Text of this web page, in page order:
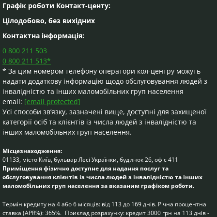
умовах споживач має право розглянути альтернативні
5. Кредитодавець має право вносити зміни до
укладених зі споживачами договорів про споживчий
6. Споживач має можливість відмовитися від
отримання рекламних матеріалів каналами
дистанційного електронного обслуговування, а саме
шляхом направлення відповідного звернення на
адресу електронної пошти Товариства.
7. Можливі витрати на сплату споживачем
платежів за користування споживчим кредитом
залежать від обраного споживачем способу сплати.
Кредитодавець не вимагає від клієнтів здійснення будь-
платежів за кредитним договором не залежно від
обраного способу погашення заборгованості, разом з
тим, оплату комісій за здійснення платежу можуть
передбачати банки, компанії та організації, через яких
позичальник здійснює платіж/переказ коштів.
пролонгації) строку погашення споживчого кредиту
Графік роботи Контакт-центу:
Цілодобово, без вихідних
Контактна інформація:
0 800 211 503
0 800 211 513*
* За цим номером телефону оператори кол-центру можуть
надати додаткову інформацію щодо обслуговування людей з
інвалідністю та інших маломобільних груп населення
email: [email protected]
Усі способи зв’язку, зазначені вище, доступні для захищеної
категорії осіб та клієнтів із числа людей з інвалідністю та
інших маломобільних груп населення.
Місцезнаходження:
01133, місто Київ, бульвар Лесі Українки, будинок 26, офіс 411
Приміщення фізично доступне для надання послуг та
обслуговування клієнтів із числа людей з інвалідністю та інших
маломобільних груп населення за вказаним графіком роботи.
Термін кредиту на 4 або 6 місяців: від 113 до 169 днів. Річна процентна
ставка (APR%): 365%. Приклад розрахунку: кредит 3000 грн на 113 днів -